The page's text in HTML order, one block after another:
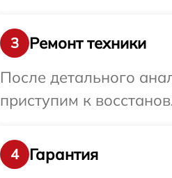
3
Ремонт техники
После детального
приступим к
4
Гарантия